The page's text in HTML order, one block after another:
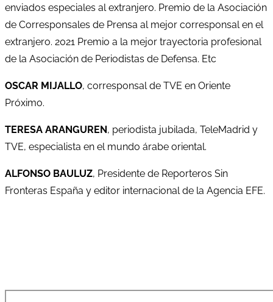
enviados especiales al extranjero. Premio de la Asociación
de Corresponsales de Prensa al mejor corresponsal en el
extranjero. 2021 Premio a la mejor trayectoria profesional
de la Asociación de Periodistas de Defensa. Etc
OSCAR MIJALLO, corresponsal de TVE en Oriente
Próximo.
TERESA ARANGUREN, periodista jubilada, TeleMadrid y
TVE, especialista en el mundo árabe oriental.
ALFONSO BAULUZ, Presidente de Reporteros Sin
Fronteras España y editor internacional de la Agencia EFE.